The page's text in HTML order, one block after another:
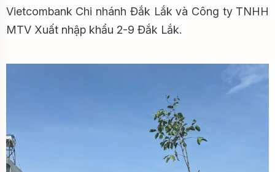
Vietcombank Chi nhánh Đắk Lắk và Công ty TNHH
MTV Xuất nhập khẩu 2-9 Đắk Lắk.